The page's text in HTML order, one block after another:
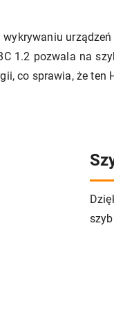
1.2 pozwala na
co sprawia, że ten